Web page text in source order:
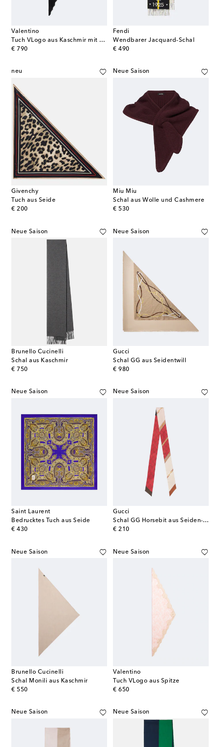
Valentino
Tuch VLogo aus Kaschmir mit Spitze
€ 790
original price
Fendi
Wendbarer Jacquard-Schal
€ 490
original price
neu
Givenchy
Tuch aus Seide
€ 200
original price
Neue Saison
Miu Miu
Schal aus Wolle und Cashmere
€ 530
original price
Neue Saison
Brunello Cucinelli
Schal aus Kaschmir
€ 750
original price
Neue Saison
Gucci
Schal GG aus Seidentwill
€ 980
original price
Neue Saison
Saint Laurent
Bedrucktes Tuch aus Seide
€ 430
original price
Neue Saison
Gucci
Schal GG Horsebit aus Seiden-Twill
€ 210
original price
Neue Saison
Brunello Cucinelli
Schal Monili aus Kaschmir
€ 550
original price
Neue Saison
Valentino
Tuch VLogo aus Spitze
€ 650
original price
Neue Saison Neue Saison